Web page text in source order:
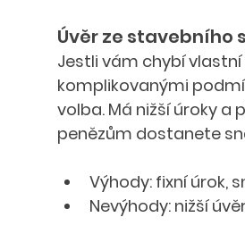
Úvěr ze stavebního
Jestli vám chybí
komplikovanými
volba. Má nižší úroky a
penězům dostanete
Výhody: fixní úrok,
Nevýhody: nižší